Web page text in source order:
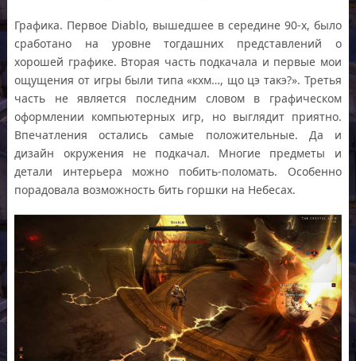
Графика. Первое Diablo, вышедшее в середине 90-х, было
сработано на уровне тогдашних представлений о
хорошей графике. Вторая часть подкачала и первые мои
ощущения от игры были типа «кхм…, що цэ такэ?». Третья
часть не является последним словом в графическом
оформлении компьютерных игр, но выглядит приятно.
Впечатления остались самые положительные. Да и
дизайн окружения не подкачал. Многие предметы и
детали интерьера можно побить-поломать. Особенно
порадовала возможность бить горшки на Небесах.